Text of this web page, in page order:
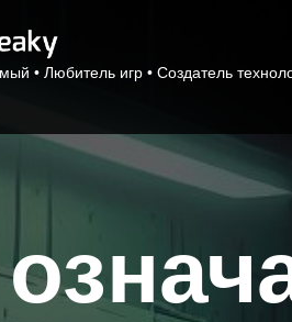
• Любитель игр • Создатель